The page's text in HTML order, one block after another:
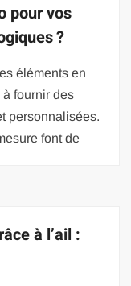
pour vos
?
éléments en
à fournir des
personnalisées.
font de
à l’ail :